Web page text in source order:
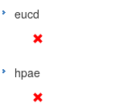
eucd
hpae